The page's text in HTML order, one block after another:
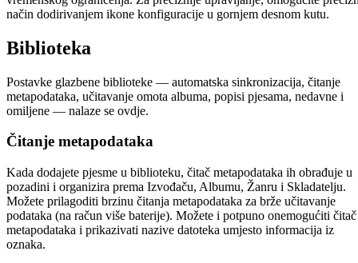
način dodirivanjem ikone konfiguracije u gornjem desnom kutu.
Biblioteka
Postavke glazbene biblioteke — automatska sinkronizacija, čitanje
metapodataka, učitavanje omota albuma, popisi pjesama, nedavne i
omiljene — nalaze se ovdje.
Čitanje metapodataka
Kada dodajete pjesme u biblioteku, čitač metapodataka ih obrađuje u
pozadini i organizira prema Izvođaču, Albumu, Žanru i Skladatelju.
Možete prilagoditi brzinu čitanja metapodataka za brže učitavanje
podataka (na račun više baterije). Možete i potpuno onemogućiti čitač
metapodataka i prikazivati nazive datoteka umjesto informacija iz
oznaka.